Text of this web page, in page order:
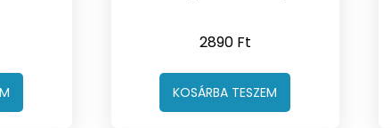
2890 Ft
KOSÁRBA TESZEM